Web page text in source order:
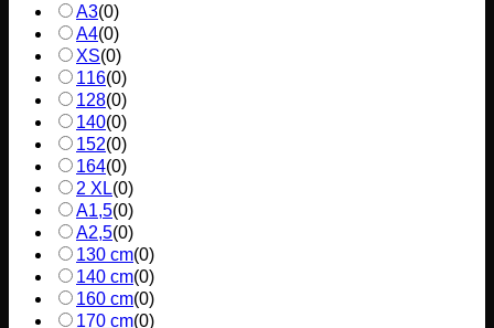
A3(0)
A4(0)
XS(0)
116(0)
128(0)
140(0)
152(0)
164(0)
2 XL(0)
A1,5(0)
A2,5(0)
130 cm(0)
140 cm(0)
160 cm(0)
170 cm(0)